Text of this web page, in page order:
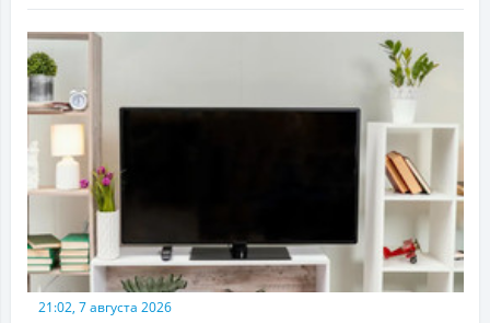
21:02, 7 августа 2026